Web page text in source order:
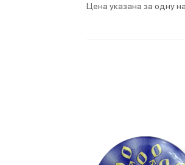
Цена указана за одну